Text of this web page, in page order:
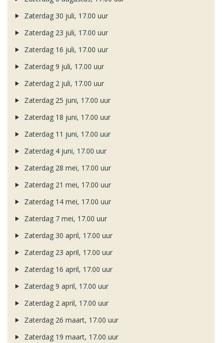
Zaterdag 30 juli, 17.00 uur
Zaterdag 23 juli, 17.00 uur
Zaterdag 16 juli, 17.00 uur
Zaterdag 9 juli, 17.00 uur
Zaterdag 2 juli, 17.00 uur
Zaterdag 25 juni, 17.00 uur
Zaterdag 18 juni, 17.00 uur
Zaterdag 11 juni, 17.00 uur
Zaterdag 4 juni, 17.00 uur
Zaterdag 28 mei, 17.00 uur
Zaterdag 21 mei, 17.00 uur
Zaterdag 14 mei, 17.00 uur
Zaterdag 7 mei, 17.00 uur
Zaterdag 30 april, 17.00 uur
Zaterdag 23 april, 17.00 uur
Zaterdag 16 april, 17.00 uur
Zaterdag 9 april, 17.00 uur
Zaterdag 2 april, 17.00 uur
Zaterdag 26 maart, 17.00 uur
Zaterdag 19 maart, 17.00 uur